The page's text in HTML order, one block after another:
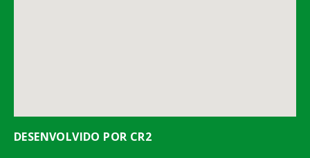
DESENVOLVIDO POR CR2